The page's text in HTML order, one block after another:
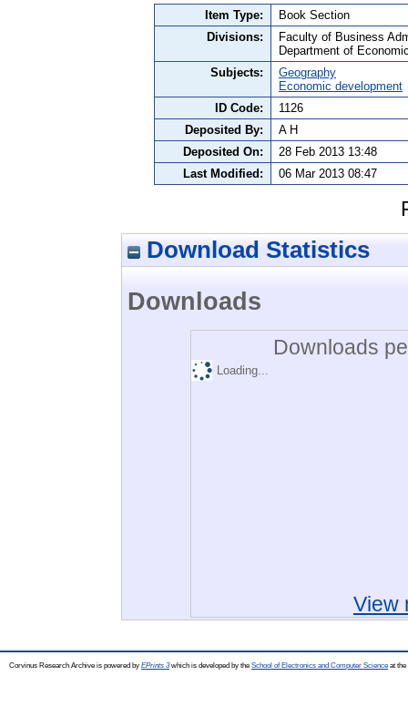
Item Type:
Book Section
Divisions:
Faculty of Business
Department of
Subjects:
Geography
Economic development
ID Code:
1126
Deposited By:
A H
Deposited On:
28 Feb 2013 13:48
Last Modified:
06 Mar 2013 08:47
Download Statistics
Downloads
Downloads
Loading...
View
Corvinus Research Archive is powered by EPrints 3which is developed by the School of Electronics and Computer Science at